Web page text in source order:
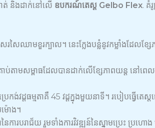
ត់ និងដាក់នៅលើ ឧបករណ៍តេស្ត Gelbo Flex. គំ
ឈាមខួរក្បាល។ នេះក្លែងបន្លំនូវកម្លាំងដែលខ្ស
ើត្រាប់តាមសម្ពាធដែលបានដាក់លើខ្សែភាពយន្ត
វដ្តធម្មតាគឺ 45 វដ្តក្នុងមួយនាទី។ របៀបធ្វើតេស្
ម៉ោង។
ការបរាជ័យ រួមទាំងការវិវឌ្ឍន៍នៃស្នាមប្រេះ ប្រ